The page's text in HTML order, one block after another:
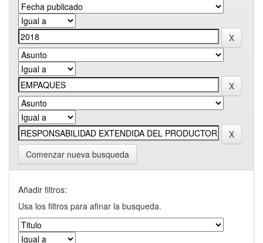
Comenzar nueva busqueda
Añadir filtros:
Usa los filtros para afinar la busqueda.